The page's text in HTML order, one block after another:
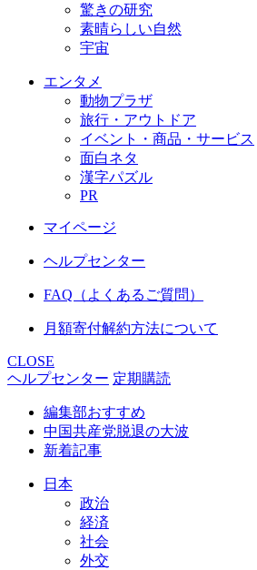
驚きの研究
素晴らしい自然
宇宙
エンタメ
動物プラザ
旅行・アウトドア
イベント・商品・サービス
面白ネタ
漢字パズル
PR
マイページ
ヘルプセンター
FAQ（よくあるご質問）
月額寄付解約方法について
CLOSE
ヘルプセンター 定期購読
編集部おすすめ
中国共産党脱退の大波
新着記事
日本
政治
経済
社会
外交